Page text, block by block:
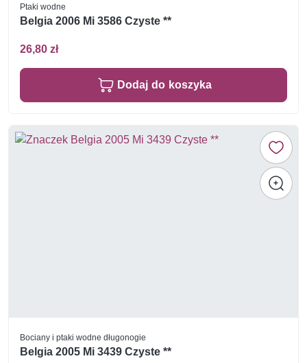
Ptaki wodne
Belgia 2006 Mi 3586 Czyste **
26,80 zł
Dodaj do koszyka
Bociany i ptaki wodne długonogie
Belgia 2005 Mi 3439 Czyste **